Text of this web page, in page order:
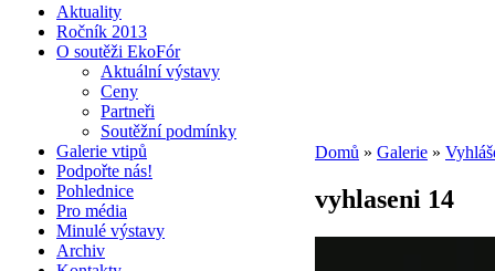
Aktuality
Ročník 2013
O soutěži EkoFór
Aktuální výstavy
Ceny
Partneři
Soutěžní podmínky
Galerie vtipů
Podpořte nás!
Pohlednice
Pro média
Minulé výstavy
Archiv
Domů » Galerie »
vyhlaseni 14